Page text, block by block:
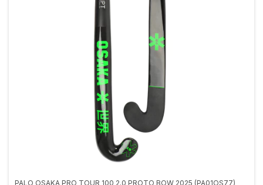
PALO OSAKA PRO TOUR 100 2.0 PROTO BOW 2025 (PA01OS77)